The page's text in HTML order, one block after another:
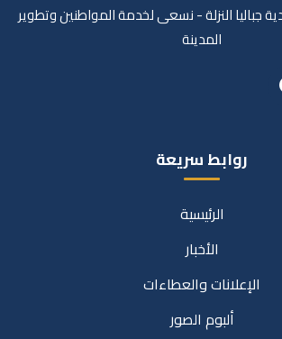
جباليا النزلة - نسعى لخدمة المواطنين وتطوير
المدينة
روابط سريعة
الرئيسية
الأخبار
الإعلانات والعطاءات
ألبوم الصور